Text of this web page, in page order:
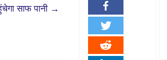
साफ पानी →